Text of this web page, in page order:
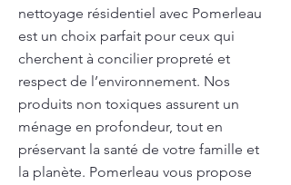
nettoyage résidentiel avec Pomerleau
est un choix parfait pour ceux qui
cherchent à concilier propreté et
respect de l’environnement. Nos
produits non toxiques assurent un
ménage en profondeur, tout en
préservant la santé de votre famille et
la planète. Pomerleau vous propose